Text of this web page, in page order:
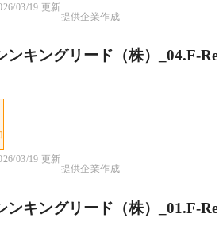
03/19 更新
提供企業作成
ンキングリード（株）_04.F-
03/19 更新
提供企業作成
ンキングリード（株）_01.F-